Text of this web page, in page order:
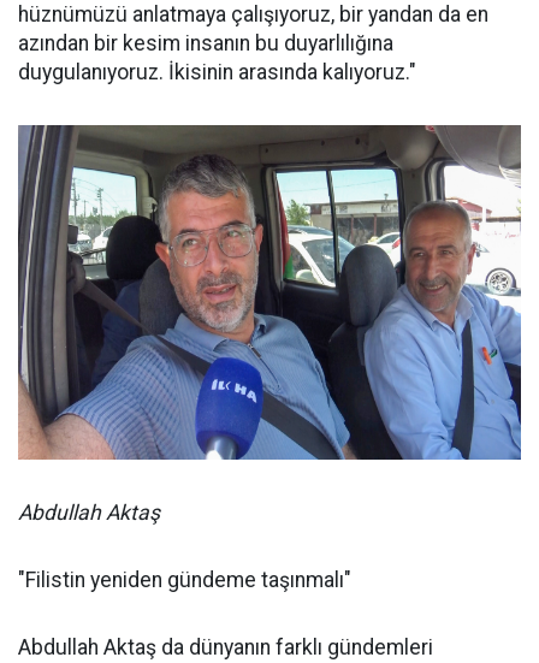
hüznümüzü anlatmaya çalışıyoruz, bir yandan da en
azından bir kesim insanın bu duyarlılığına
duygulanıyoruz. İkisinin arasında kalıyoruz."
Abdullah Aktaş
"Filistin yeniden gündeme taşınmalı"
Abdullah Aktaş da dünyanın farklı gündemleri